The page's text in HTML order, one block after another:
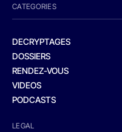
CATEGORIES
DECRYPTAGES
DOSSIERS
RENDEZ-VOUS
VIDEOS
PODCASTS
LEGAL